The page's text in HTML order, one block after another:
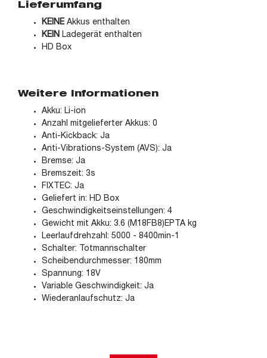
Lieferumfang
KEINEAkkus enthalten
KEIN Ladegerät enthalten
HD Box
Weitere Informationen
Akku: Li-ion
Anzahl mitgelieferter Akkus: 0
Anti-Kickback: Ja
Anti-Vibrations-System (AVS): Ja
Bremse: Ja
Bremszeit: 3s
FIXTEC: Ja
Geliefert in: HD Box
Geschwindigkeitseinstellungen: 4
Gewicht mit Akku: 3.6 (M18FB8)EPTA kg
Leerlaufdrehzahl: 5000 - 8400min-1
Schalter: Totmannschalter
Scheibendurchmesser: 180mm
Spannung: 18V
Variable Geschwindigkeit: Ja
Wiederanlaufschutz: Ja